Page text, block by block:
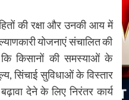
की रक्षा और उनकी आय में
योजनाएं संचालित की
किसानों की समस्याओं के
सिंचाई सुविधाओं के विस्तार
देने के लिए निरंतर कार्य